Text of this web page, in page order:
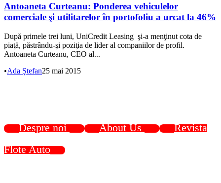
Antoaneta Curteanu: Ponderea vehiculelor
comerciale şi utilitarelor în portofoliu a urcat la 46%
După primele trei luni, UniCredit Leasing şi-a menţinut cota de
piaţă, păstrându-şi poziţia de lider al companiilor de profil.
Antoaneta Curteanu, CEO al...
•Ada Ștefan25 mai 2015
Despre noi About Us
Revista
Flote Auto